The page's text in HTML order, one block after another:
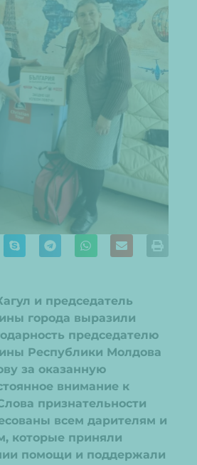
и председатель
города выразили
председателю
Республики Молдова
за оказанную
внимание к
признательности
всем дарителям и
которые приняли
помощи и поддержали